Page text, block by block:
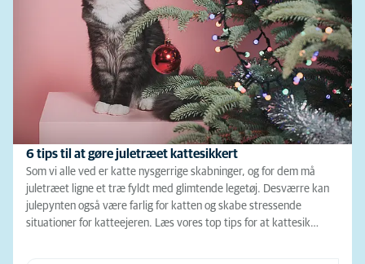
6 tips til at gøre juletræet kattesikkert
Som vi alle ved er katte nysgerrige skabninger, og for dem må
juletræet ligne et træ fyldt med glimtende legetøj. Desværre kan
julepynten også være farlig for katten og skabe stressende
situationer for katteejeren. Læs vores top tips for at kattesik…